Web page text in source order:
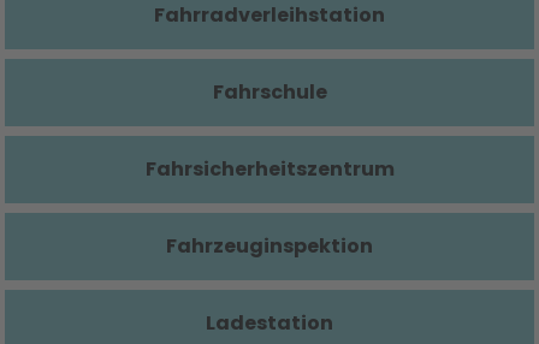
Fahrradverleihstation
Fahrschule
Fahrsicherheitszentrum
Fahrzeuginspektion
Ladestation